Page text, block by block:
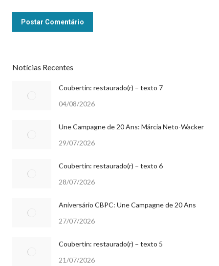
Postar Comentário
Notícias Recentes
Coubertin: restaurado(r) – texto 7
04/08/2026
Une Campagne de 20 Ans: Márcia Neto-Wacker
29/07/2026
Coubertin: restaurado(r) – texto 6
28/07/2026
Aniversário CBPC: Une Campagne de 20 Ans
27/07/2026
Coubertin: restaurado(r) – texto 5
21/07/2026